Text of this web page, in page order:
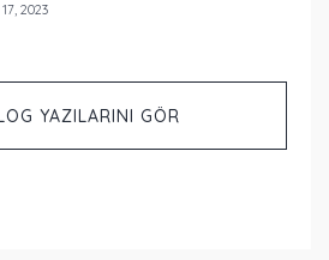
2023
YAZILARINI GÖR